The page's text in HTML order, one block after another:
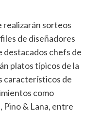
realizarán sorteos
de diseñadores
destacados chefs de
platos típicos de la
característicos de
como
Pino & Lana, entre